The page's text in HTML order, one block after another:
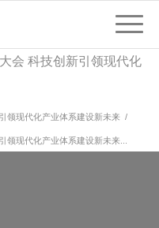
会 科技创新引领现代化
领现代化产业体系建设新未来 /
领现代化产业体系建设新未来...